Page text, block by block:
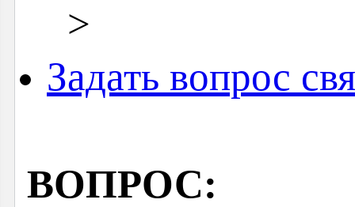
>
Задать вопрос
ВОПРОС: